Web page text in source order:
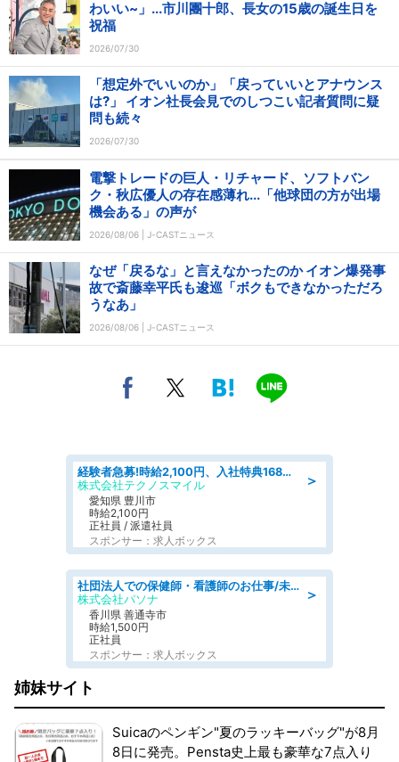
わいい~」...市川團十郎、長女の15歳の誕生日を
祝福
2026/07/30
「想定外でいいのか」「戻っていいとアナウンス
は?」 イオン社長会見でのしつこい記者質問に疑
問も続々
2026/07/30
電撃トレードの巨人・リチャード、ソフトバン
ク・秋広優人の存在感薄れ...「他球団の方が出場
機会ある」の声が
2026/08/06 | J-CASTニュース
なぜ「戻るな」と言えなかったのか イオン爆発事
故で斎藤幸平氏も逡巡「ボクもできなかっただろ
うなあ」
2026/08/06 | J-CASTニュース
＞
経験者急募!時給2,100円、入社特典168万円の自動車製造業務/トヨタ自動車/tutumi
株式会社テクノスマイル
愛知県 豊川市
時給2,100円
正社員 / 派遣社員
スポンサー：求人ボックス
＞
社団法人での保健師・看護師のお仕事/未経験OK/要資格:普通免許、保健師、正看護師
株式会社パソナ
香川県 善通寺市
時給1,500円
正社員
スポンサー：求人ボックス
姉妹サイト
Suicaのペンギン"夏のラッキーバッグ"が8月
8日に発売。Pensta史上最も豪華な7点入り